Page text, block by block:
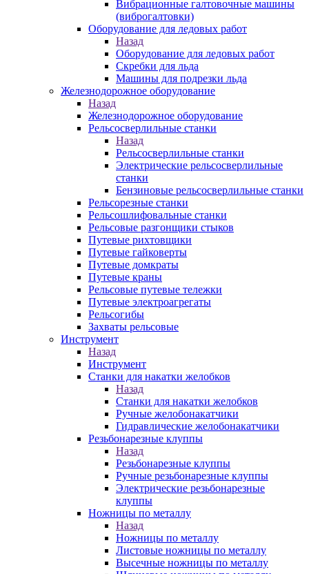
Вибрационные галтовочные машины
(виброгалтовки)
Оборудование для ледовых работ
Назад
Оборудование для ледовых работ
Скребки для льда
Машины для подрезки льда
Железнодорожное оборудование
Назад
Железнодорожное оборудование
Рельсосверлильные станки
Назад
Рельсосверлильные станки
Электрические рельсосверлильные
станки
Бензиновые рельсосверлильные станки
Рельсорезные станки
Рельсошлифовальные станки
Рельсовые разгонщики стыков
Путевые рихтовщики
Путевые гайковерты
Путевые домкраты
Путевые краны
Рельсовые путевые тележки
Путевые электроагрегаты
Рельсогибы
Захваты рельсовые
Инструмент
Назад
Инструмент
Станки для накатки желобков
Назад
Станки для накатки желобков
Ручные желобонакатчики
Гидравлические желобонакатчики
Резьбонарезные клуппы
Назад
Резьбонарезные клуппы
Ручные резьбонарезные клуппы
Электрические резьбонарезные
клуппы
Ножницы по металлу
Назад
Ножницы по металлу
Листовые ножницы по металлу
Высечные ножницы по металлу